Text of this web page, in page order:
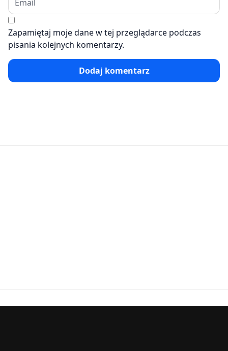
Zapamiętaj moje dane w tej przeglądarce podczas
pisania kolejnych komentarzy.
Dodaj komentarz